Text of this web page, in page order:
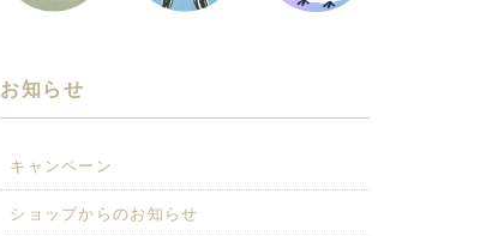
お知らせ
キャンペーン
ショップからのお知らせ